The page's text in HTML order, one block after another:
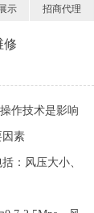
示 招商代理
修
作技术是影响
因素
：风压大小、